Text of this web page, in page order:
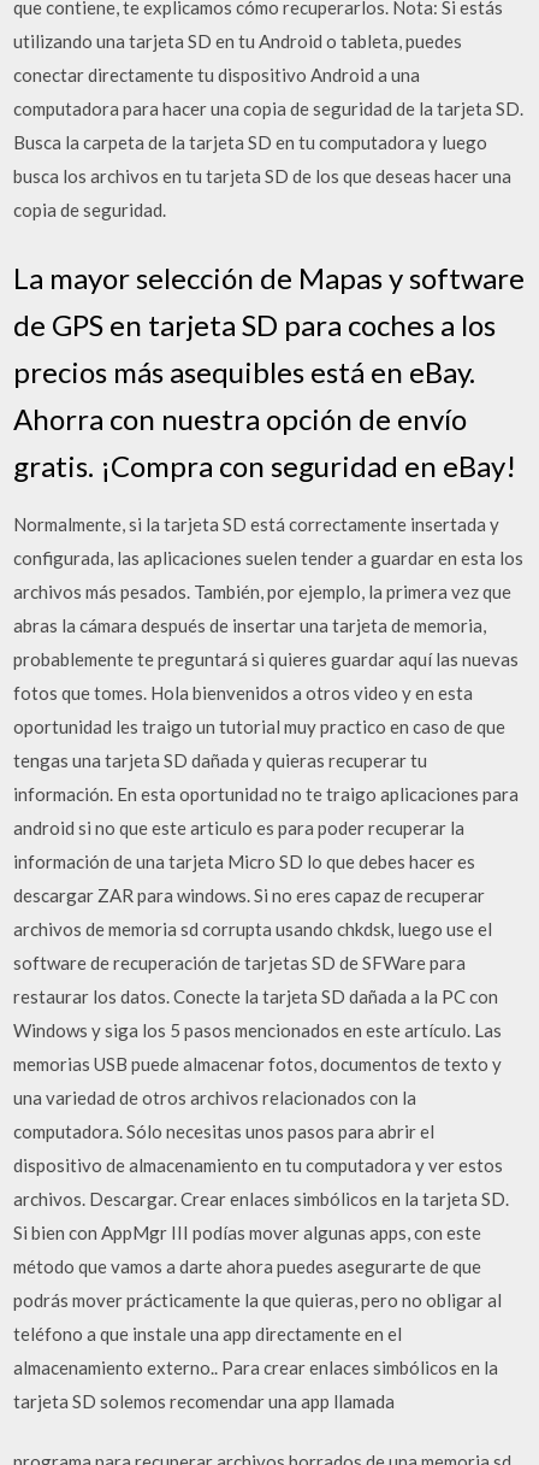
que contiene, te explicamos cómo recuperarlos. Nota: Si estás
utilizando una tarjeta SD en tu Android o tableta, puedes
conectar directamente tu dispositivo Android a una
computadora para hacer una copia de seguridad de la tarjeta SD.
Busca la carpeta de la tarjeta SD en tu computadora y luego
busca los archivos en tu tarjeta SD de los que deseas hacer una
copia de seguridad.
La mayor selección de Mapas y software
de GPS en tarjeta SD para coches a los
precios más asequibles está en eBay.
Ahorra con nuestra opción de envío
gratis. ¡Compra con seguridad en eBay!
Normalmente, si la tarjeta SD está correctamente insertada y
configurada, las aplicaciones suelen tender a guardar en esta los
archivos más pesados. También, por ejemplo, la primera vez que
abras la cámara después de insertar una tarjeta de memoria,
probablemente te preguntará si quieres guardar aquí las nuevas
fotos que tomes. Hola bienvenidos a otros video y en esta
oportunidad les traigo un tutorial muy practico en caso de que
tengas una tarjeta SD dañada y quieras recuperar tu
información. En esta oportunidad no te traigo aplicaciones para
android si no que este articulo es para poder recuperar la
información de una tarjeta Micro SD lo que debes hacer es
descargar ZAR para windows. Si no eres capaz de recuperar
archivos de memoria sd corrupta usando chkdsk, luego use el
software de recuperación de tarjetas SD de SFWare para
restaurar los datos. Conecte la tarjeta SD dañada a la PC con
Windows y siga los 5 pasos mencionados en este artículo. Las
memorias USB puede almacenar fotos, documentos de texto y
una variedad de otros archivos relacionados con la
computadora. Sólo necesitas unos pasos para abrir el
dispositivo de almacenamiento en tu computadora y ver estos
archivos. Descargar. Crear enlaces simbólicos en la tarjeta SD.
Si bien con AppMgr III podías mover algunas apps, con este
método que vamos a darte ahora puedes asegurarte de que
podrás mover prácticamente la que quieras, pero no obligar al
teléfono a que instale una app directamente en el
almacenamiento externo.. Para crear enlaces simbólicos en la
tarjeta SD solemos recomendar una app llamada